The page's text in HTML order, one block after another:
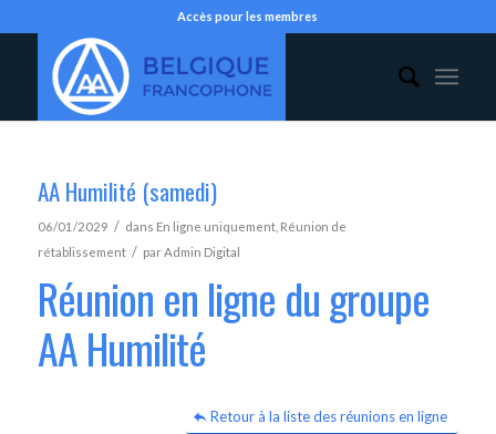
Accès pour les membres
AA Humilité (samedi)
06/01/2029 / dans En ligne uniquement, Réunion de
rétablissement / parAdmin Digital
Réunion en ligne du groupe
AA Humilité
Retour à la liste des réunions en ligne